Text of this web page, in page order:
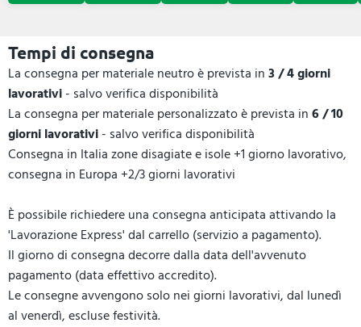
Tempi di consegna
La consegna per materiale neutro è prevista in3 / 4 giorni
lavorativi- salvo verifica disponibilità
La consegna per materiale personalizzato è prevista in6 / 10
giorni lavorativi- salvo verifica disponibilità
Consegna in Italia zone disagiate e isole +1 giorno lavorativo,
consegna in Europa +2/3 giorni lavorativi
È possibile richiedere una consegna anticipata attivando la
'Lavorazione Express' dal carrello (servizio a pagamento).
Il giorno di consegna decorre dalla data dell'avvenuto
pagamento (data effettivo accredito).
Le consegne avvengono solo nei giorni lavorativi, dal lunedì
al venerdì, escluse festività.